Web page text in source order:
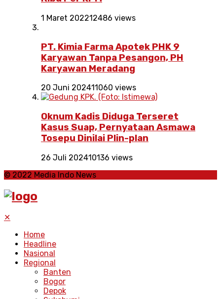
1 Maret 202212486 views
PT. Kimia Farma Apotek PHK 9
Karyawan Tanpa Pesangon, PH
Karyawan Meradang
20 Juni 202411060 views
Oknum Kadis Diduga Terseret
Kasus Suap, Pernyataan Asmawa
Tosepu Dinilai Plin-plan
26 Juli 202410136 views
© 2022 Media Indo News
✕
Home
Headline
Nasional
Regional
Banten
Bogor
Depok